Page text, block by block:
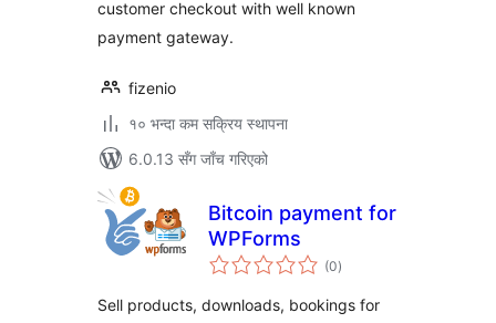
customer checkout with well known
payment gateway.
fizenio
१० भन्दा कम सक्रिय स्थापना
6.0.13 सँग जाँच गरिएको
Bitcoin payment for
WPForms
(0कुल
रेटिङ्गहरू
)
Sell products, downloads, bookings for